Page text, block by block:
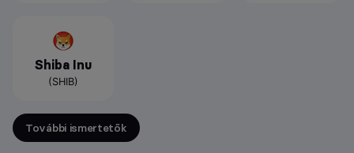
Shiba Inu
(SHIB)
További ismertetők